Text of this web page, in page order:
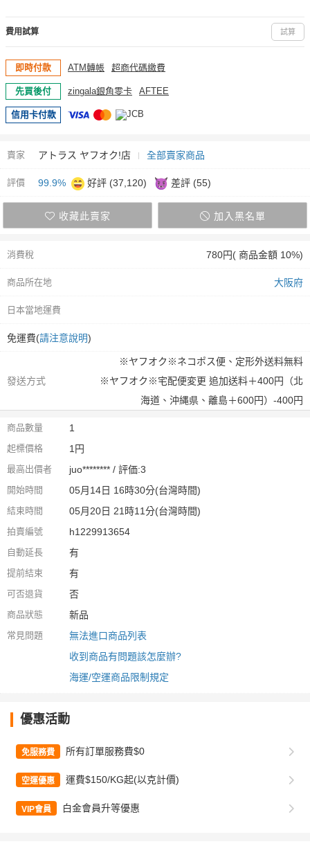
費用試算 試算
即時付款 ATM轉帳 超商代碼繳費
先買後付 zingala銀角零卡 AFTEE
信用卡付款
賣家 アトラス ヤフオク!店 全部賣家商品
評價 99.9% 好評 (37,120) 差評 (55)
收藏此賣家 加入黑名單
消費稅 780円( 商品金額 10%)
商品所在地 大阪府
日本當地運費
免運費(請注意說明)
發送方式
※ヤフオク※ネコポス便、定形外送料無料
※ヤフオク※宅配便変更 追加送料＋400円（北
海道、沖縄県、離島＋600円）-400円
商品數量 1
起標價格 1円
最高出價者 juo******** / 評価:3
開始時間 05月14日 16時30分(台灣時間)
結束時間 05月20日 21時11分(台灣時間)
拍賣編號 h1229913654
自動延長 有
提前結束 有
可否退貨 否
商品狀態 新品
常見問題
無法進口商品列表
收到商品有問題該怎麼辦?
海運/空運商品限制規定
優惠活動
免服務費 所有訂單服務費$0
空運優惠 運費$150/KG起(以克計價)
VIP會員 白金會員升等優惠